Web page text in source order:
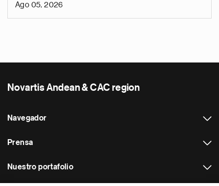
Ago 05, 2026
Novartis Andean & CAC region
Navegador
Prensa
Nuestro portafolio